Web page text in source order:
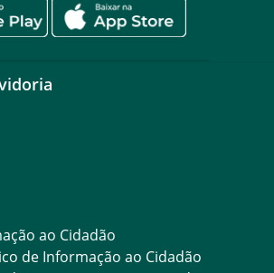
ao Cidadão
de Informação ao Cidadão